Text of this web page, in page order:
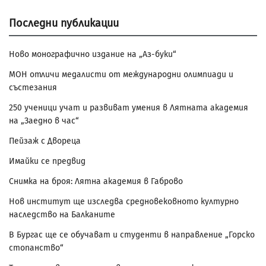
Последни публикации
Ново монографично издание на „Аз-буки“
МОН отличи медалисти от международни олимпиади и
състезания
250 ученици учат и развиват умения в Лятната академия
на „Заедно в час“
Пейзаж с Двореца
Имайки се предвид
Снимка на броя: Лятна академия в Габрово
Нов институт ще изследва средновековното културно
наследство на Балканите
В Бургас ще се обучават и студенти в направление „Горско
стопанство“